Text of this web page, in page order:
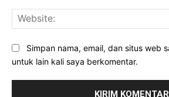
Simpan nama, email, dan situs web
untuk lain kali saya berkomentar.